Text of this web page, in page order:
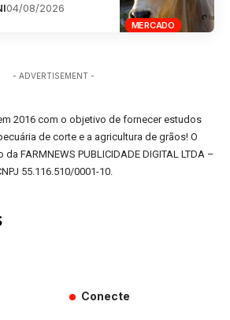
MERCADO
04/08/2026
- ADVERTISEMENT -
2016 com o objetivo de fornecer estudos
de corte e a agricultura de grãos! O
FARMNEWS PUBLICIDADE DIGITAL LTDA –
55.116.510/0001-10.
Conecte